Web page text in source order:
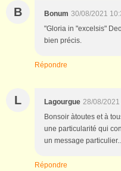
B Bonum 30/08/2021
"Gloria in "excelsis"
bien précis.
Répondre
L Lagourgue 28/08/
Bonsoir àtoutes et à
une particularité qui
un message
Répondre